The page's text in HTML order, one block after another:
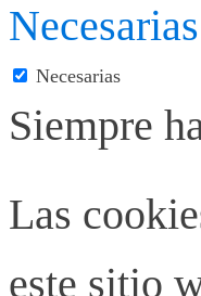
Necesarias
Necesarias
Siempre
Las
este sitio